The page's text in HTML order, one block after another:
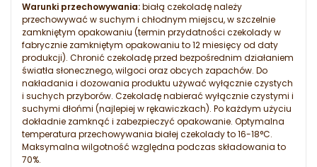
Warunki przechowywania:białą czekoladę należy
przechowywać w suchym i chłodnym miejscu, w szczelnie
zamkniętym opakowaniu (termin przydatności czekolady w
fabrycznie zamkniętym opakowaniu to 12 miesięcy od daty
produkcji). Chronić czekoladę przed bezpośrednim działaniem
światła słonecznego, wilgoci oraz obcych zapachów. Do
nakładania i dozowania produktu używać wyłącznie czystych
i suchych przyborów. Czekoladę nabierać wyłącznie czystymi i
suchymi dłońmi (najlepiej w rękawiczkach). Po każdym użyciu
dokładnie zamknąć i zabezpieczyć opakowanie. Optymalna
temperatura przechowywania białej czekolady to 16-18°C.
Maksymalna wilgotność względna podczas składowania to
70%.